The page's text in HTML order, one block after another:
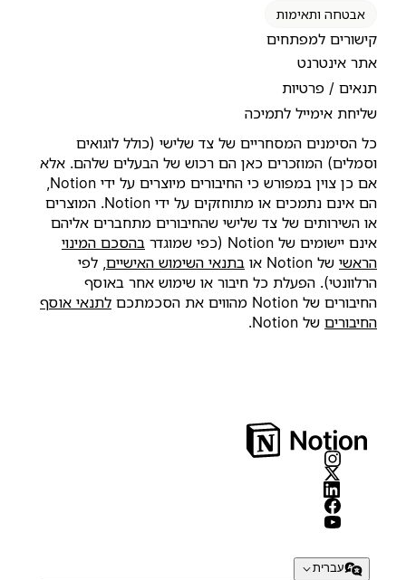
אבטחה ותאימות
קישורים למפתחים
אתר אינטרנט
תנאים / פרטיות
שליחת אימייל לתמיכה
כל הסימנים המסחריים של צד שלישי (כולל לוגואים
וסמלים) המוזכרים כאן הם רכוש של הבעלים שלהם. אלא
אם כן צוין במפורש כי החיבורים מיוצרים על ידי Notion,
הם אינם נתמכים או מתוחזקים על ידי Notion. המוצרים
או השירותים של צד שלישי שהחיבורים מתחברים אליהם
אינם יישומים של Notion (כפי שמוגדר‏
בהסכם המינוי
הראשי של Notion או בתנאי השימוש האישיים, לפי
הרלוונטי). הפעלת כל חיבור או שימוש אחר באוסף
החיבורים של Notion מהווים את הסכמתכם
לתנאי אוסף
החיבורים של Notion.
עברית